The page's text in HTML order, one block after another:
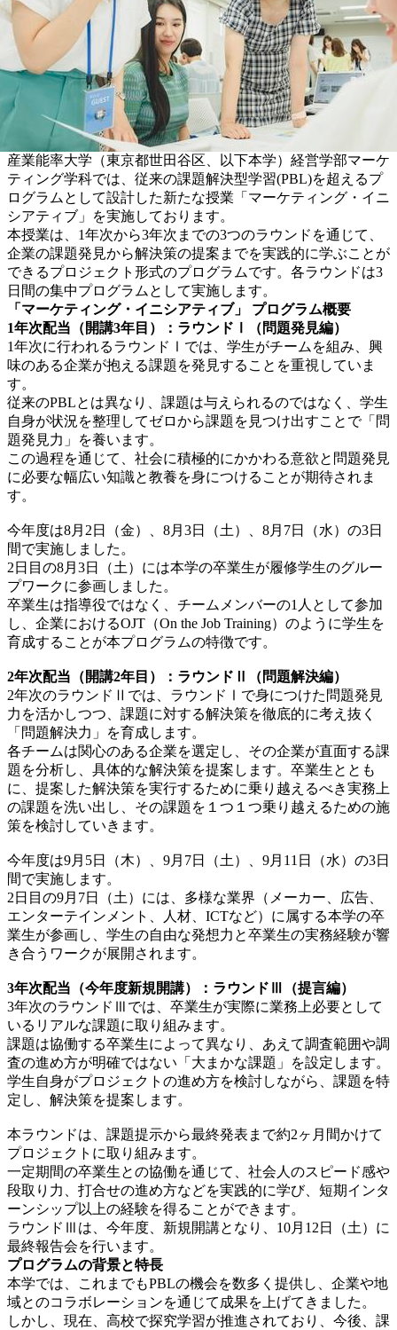
産業能率大学（東京都世田谷区、以下本学）経営学部マーケ
ティング学科では、従来の課題解決型学習(PBL)を超えるプ
ログラムとして設計した新たな授業「マーケティング・イニ
シアティブ」を実施しております。
本授業は、1年次から3年次までの3つのラウンドを通じて、
企業の課題発見から解決策の提案までを実践的に学ぶことが
できるプロジェクト形式のプログラムです。各ラウンドは3
日間の集中プログラムとして実施します。
「マーケティング・イニシアティブ」 プログラム概要
1年次配当（開講3年目）：ラウンドⅠ（問題発見編）
1年次に行われるラウンドⅠでは、学生がチームを組み、興
味のある企業が抱える課題を発見することを重視していま
す。
従来のPBLとは異なり、課題は与えられるのではなく、学生
自身が状況を整理してゼロから課題を見つけ出すことで「問
題発見力」を養います。
この過程を通じて、社会に積極的にかかわる意欲と問題発見
に必要な幅広い知識と教養を身につけることが期待されま
す。
今年度は8月2日（金）、8月3日（土）、8月7日（水）の3日
間で実施しました。
2日目の8月3日（土）には本学の卒業生が履修学生のグルー
プワークに参画しました。
卒業生は指導役ではなく、チームメンバーの1人として参加
し、企業におけるOJT（On the Job Training）のように学生を
育成することが本プログラムの特徴です。
2年次配当（開講2年目）：ラウンドⅡ（問題解決編）
2年次のラウンドⅡでは、ラウンドⅠで身につけた問題発見
力を活かしつつ、課題に対する解決策を徹底的に考え抜く
「問題解決力」を育成します。
各チームは関心のある企業を選定し、その企業が直面する課
題を分析し、具体的な解決策を提案します。卒業生ととも
に、提案した解決策を実行するために乗り越えるべき実務上
の課題を洗い出し、その課題を１つ１つ乗り越えるための施
策を検討していきます。
今年度は9月5日（木）、9月7日（土）、9月11日（水）の3日
間で実施します。
2日目の9月7日（土）には、多様な業界（メーカー、広告、
エンターテインメント、人材、ICTなど）に属する本学の卒
業生が参画し、学生の自由な発想力と卒業生の実務経験が響
き合うワークが展開されます。
3年次配当（今年度新規開講）：ラウンドⅢ（提言編）
3年次のラウンドⅢでは、卒業生が実際に業務上必要として
いるリアルな課題に取り組みます。
課題は協働する卒業生によって異なり、あえて調査範囲や調
査の進め方が明確ではない「大まかな課題」を設定します。
学生自身がプロジェクトの進め方を検討しながら、課題を特
定し、解決策を提案します。
本ラウンドは、課題提示から最終発表まで約2ヶ月間かけて
プロジェクトに取り組みます。
一定期間の卒業生との協働を通じて、社会人のスピード感や
段取り力、打合せの進め方などを実践的に学び、短期インタ
ーンシップ以上の経験を得ることができます。
ラウンドⅢは、今年度、新規開講となり、10月12日（土）に
最終報告会を行います。
プログラムの背景と特長
本学では、これまでもPBLの機会を数多く提供し、企業や地
域とのコラボレーションを通じて成果を上げてきました。
しかし、現在、高校で探究学習が推進されており、今後、課